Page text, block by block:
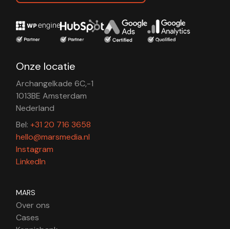
Onze locatie
Archangelkade 6C,-1
1013BE Amsterdam
Nederland
Bel:+31 20 716 3658
hello@marsmedia.nl
Instagram
LinkedIn
MARS
Over ons
Cases